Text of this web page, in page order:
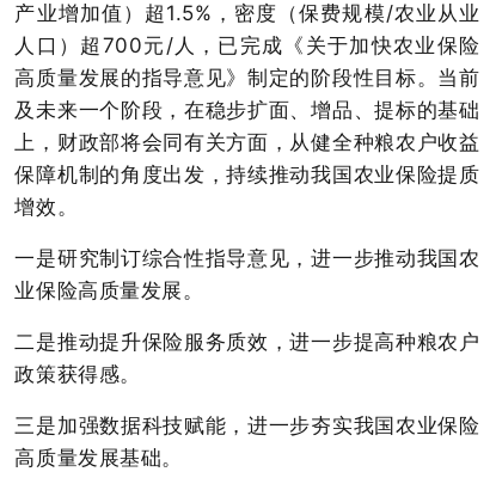
产业增加值）超1.5%，密度（保费规模/农业从业
人口）超700元/人，已完成《关于加快农业保险
高质量发展的指导意见》制定的阶段性目标。当前
及未来一个阶段，在稳步扩面、增品、提标的基础
上，财政部将会同有关方面，从健全种粮农户收益
保障机制的角度出发，持续推动我国农业保险提质
增效。
一是研究制订综合性指导意见，进一步推动我国农
业保险高质量发展。
二是推动提升保险服务质效，进一步提高种粮农户
政策获得感。
三是加强数据科技赋能，进一步夯实我国农业保险
高质量发展基础。